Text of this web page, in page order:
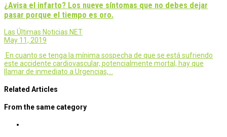
¿Avisa el infarto? Los nueve síntomas que no debes dejar
pasar porque el tiempo es oro.
Las Últimas Noticias NET
May 11, 2019
En cuanto se tenga la mínima sospecha de que se está sufriendo
este accidente cardiovascular, potencialmente mortal, hay que
llamar de inmediato a Urgencias,…
Related Articles
From the same category